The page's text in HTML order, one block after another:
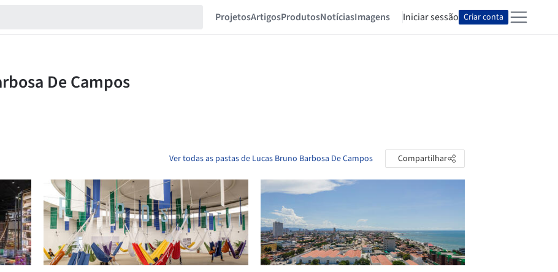
ProjetosArtigosProdutosNotíciasImagens Iniciar sessão Criar conta
Ver todas as pastas de Lucas Bruno Barbosa De Campos Compartilhar